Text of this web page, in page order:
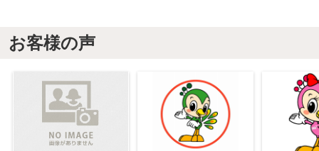
お客様の声